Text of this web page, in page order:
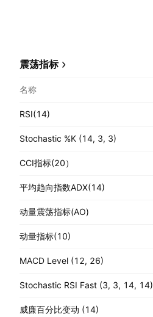
震荡指标
名称
RSI(14)
Stochastic %K (14, 3, 3)
CCI指标(20）
平均趋向指数ADX(14)
动量震荡指标(AO)
动量指标(10)
MACD Level (12, 26)
Stochastic RSI Fast (3, 3, 14, 14)
威廉百分比变动 (14)